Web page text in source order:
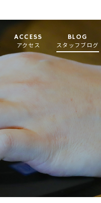
ACCESS
アクセス
BLOG
スタッフブログ